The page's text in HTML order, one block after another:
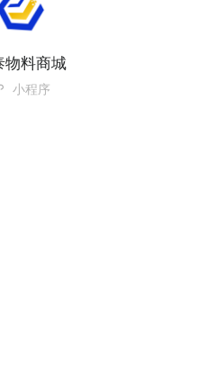
物料商城
小程序